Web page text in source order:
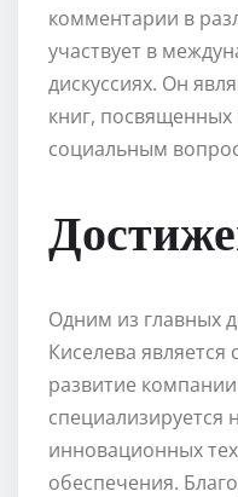
комментарии в
участвует в
дискуссиях. Он
книг,
социальным
Одним из главных
Киселева
развитие
специализируется
инновационных
обеспечения.